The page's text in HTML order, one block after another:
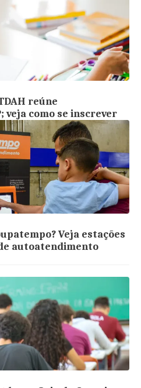
reúne
veja como se inscrever
Veja estações
autoatendimento